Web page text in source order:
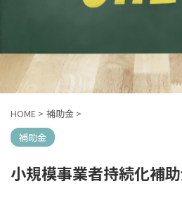
HOME > 補助金 >
補助金
小規模事業者持続化補